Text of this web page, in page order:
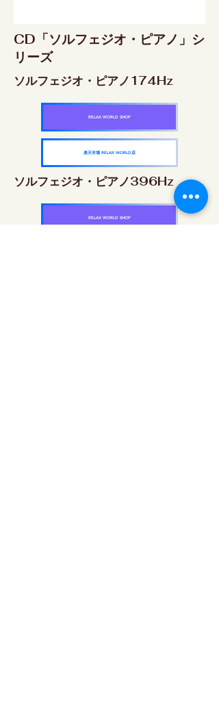
CD「ソルフェジオ・ピアノ」シ
リーズ
ソルフェジオ・ピアノ174Hz
RELAX WORLD SHOP
楽天市場 RELAX WORLD店
ソルフェジオ・ピアノ396Hz
RELAX WORLD SHOP